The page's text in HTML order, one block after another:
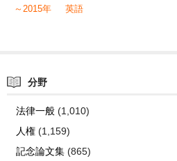
～2015年 英語
分野
法律一般(1,010)
人権(1,159)
記念論文集(865)